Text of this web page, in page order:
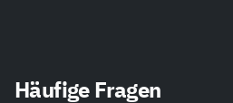
Häufige Fragen